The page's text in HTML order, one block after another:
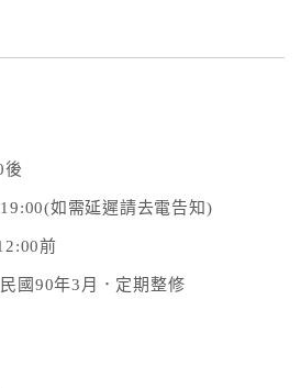
後
19:00(如需延遲請去電告知)
前
民國90年3月．定期整修